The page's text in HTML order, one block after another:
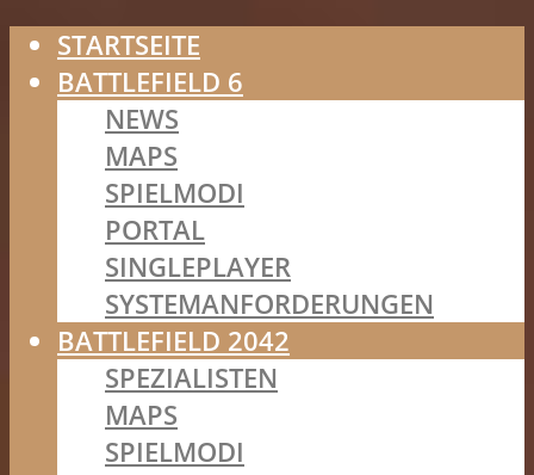
STARTSEITE
BATTLEFIELD 6
NEWS
MAPS
SPIELMODI
PORTAL
SINGLEPLAYER
SYSTEMANFORDERUNGEN
BATTLEFIELD 2042
SPEZIALISTEN
MAPS
SPIELMODI